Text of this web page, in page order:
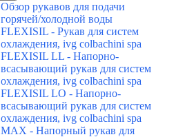
Обзор рукавов для подачи
горячей/холодной воды
FLEXISIL - Рукав для систем
охлаждения, ivg colbachini spa
FLEXISIL LL - Напорно-
всасывающий рукав для систем
охлаждения, ivg colbachini spa
FLEXISIL LO - Напорно-
всасывающий рукав для систем
охлаждения, ivg colbachini spa
MAX - Напорный рукав для